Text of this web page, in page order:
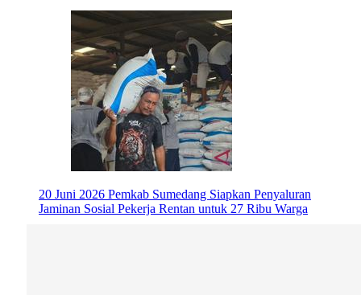
20 Juni 2026 Pemkab Sumedang Siapkan Penyaluran
Jaminan Sosial Pekerja Rentan untuk 27 Ribu Warga